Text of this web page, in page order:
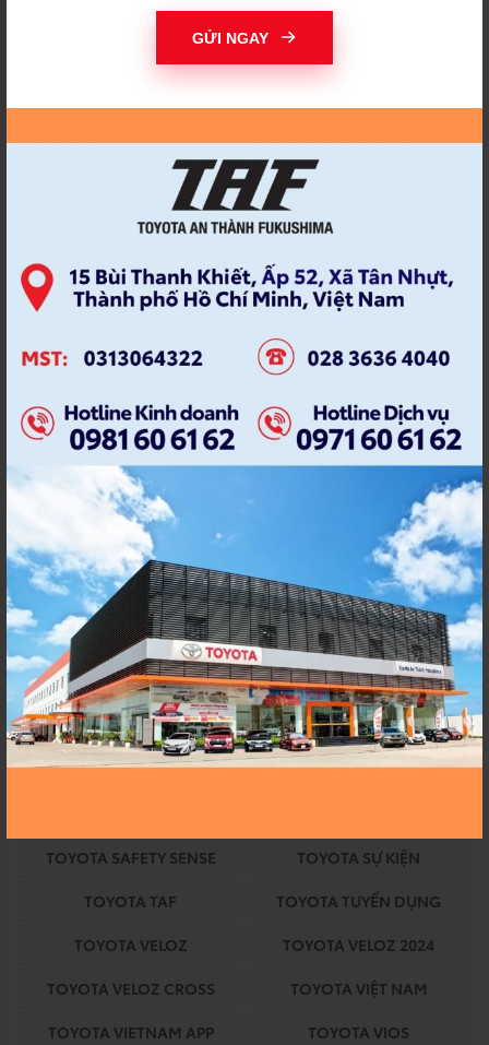
GỬI NGAY
THI ẢNH TOYOTA
THIỆN NGUYỆN
THỜI HẠN BẢO DƯỠNG
THÔNG BÁO TIẾN ĐỘ
THÔNG TƯ 15/2022
THÔNG TƯ MỚI
THƯƠNG HIỆU TAF
TÍCH ĐIỂM NHẬN QUÀ
TIẾN ĐỘ SỬA CHỮA
TOYOA AN THÀNH
FUKUSHIMA
TOYOT AN THANH
FUKUSHIMA
TOYOTA AN THÀNH
TOYOTA AN THÀNH
FUKUHSIMA
TOYOTA AN THÀNH
FUKUSHIM
TOYOTA AN THANH
TOYOTA AVANZA
TOYOTA AVANZA 2024
TOYOTA BINH CHANH
TOYOTA CHÍNH HÃNG
TOYOTA COROLLA
TOYOTA COROLLA ALTIS
TOYOTA DỊCH VỤ
TOYOTA EKIDEN
TOYOTA EKIDEN 2023
TOYOTA HEV
TOYOTA HỒ CHÍ MINH
TOYOTA HỒ CHÍNH MINH
TOYOTA SAFETY SENSE
TOYOTA SỰ KIỆN
TOYOTA TAF
TOYOTA TUYỂN DỤNG
TOYOTA VELOZ
TOYOTA VELOZ 2024
TOYOTA VELOZ CROSS
TOYOTA VIỆT NAM
TOYOTA VIETNAM APP
TOYOTA VIOS